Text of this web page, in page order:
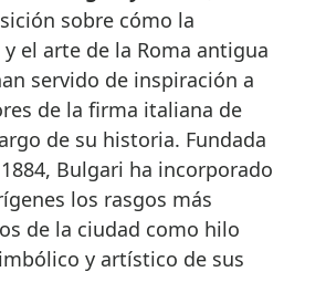
sobre cómo la
el arte de la Roma antigua
servido de inspiración a
de la firma italiana de
de su historia. Fundada
Bulgari ha incorporado
los rasgos más
de la ciudad como hilo
y artístico de sus